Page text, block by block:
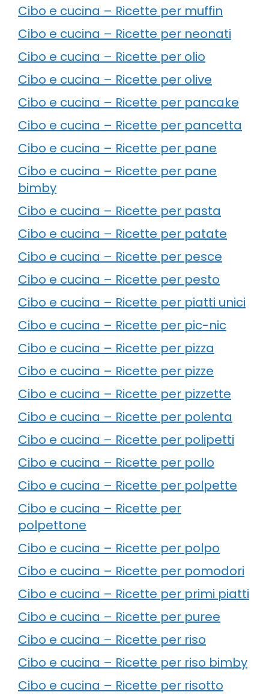
Cibo e cucina – Ricette per muffin
Cibo e cucina – Ricette per neonati
Cibo e cucina – Ricette per olio
Cibo e cucina – Ricette per olive
Cibo e cucina – Ricette per pancake
Cibo e cucina – Ricette per pancetta
Cibo e cucina – Ricette per pane
Cibo e cucina – Ricette per pane
bimby
Cibo e cucina – Ricette per pasta
Cibo e cucina – Ricette per patate
Cibo e cucina – Ricette per pesce
Cibo e cucina – Ricette per pesto
Cibo e cucina – Ricette per piatti unici
Cibo e cucina – Ricette per pic-nic
Cibo e cucina – Ricette per pizza
Cibo e cucina – Ricette per pizze
Cibo e cucina – Ricette per pizzette
Cibo e cucina – Ricette per polenta
Cibo e cucina – Ricette per polipetti
Cibo e cucina – Ricette per pollo
Cibo e cucina – Ricette per polpette
Cibo e cucina – Ricette per
polpettone
Cibo e cucina – Ricette per polpo
Cibo e cucina – Ricette per pomodori
Cibo e cucina – Ricette per primi piatti
Cibo e cucina – Ricette per puree
Cibo e cucina – Ricette per riso
Cibo e cucina – Ricette per riso bimby
Cibo e cucina – Ricette per risotto